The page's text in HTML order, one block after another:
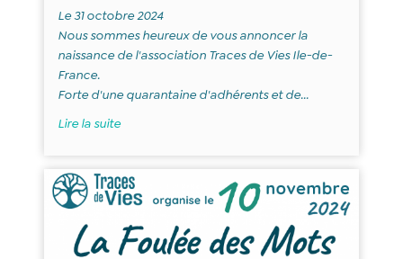
Le 31 octobre 2024
Nous sommes heureux de vous annoncer la
naissance de l'association Traces de Vies Ile-de-
France.
Forte d'une quarantaine d'adhérents et de...
Lire la suite